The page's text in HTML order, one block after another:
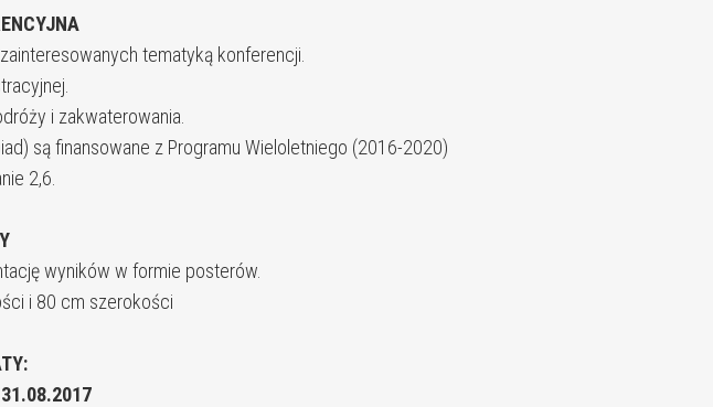
tematyką konferencji.
i zakwaterowania.
są finansowane z Programu Wieloletniego (2016-2020)
2,6.
wyników w formie posterów.
i 80 cm szerokości
31.08.2017